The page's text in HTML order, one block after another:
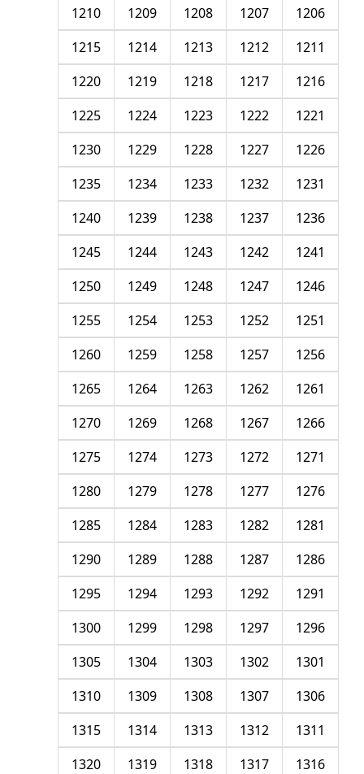
1206
1207
1208
1209
1210
1211
1212
1213
1214
1215
1216
1217
1218
1219
1220
1221
1222
1223
1224
1225
1226
1227
1228
1229
1230
1231
1232
1233
1234
1235
1236
1237
1238
1239
1240
1241
1242
1243
1244
1245
1246
1247
1248
1249
1250
1251
1252
1253
1254
1255
1256
1257
1258
1259
1260
1261
1262
1263
1264
1265
1266
1267
1268
1269
1270
1271
1272
1273
1274
1275
1276
1277
1278
1279
1280
1281
1282
1283
1284
1285
1286
1287
1288
1289
1290
1291
1292
1293
1294
1295
1296
1297
1298
1299
1300
1301
1302
1303
1304
1305
1306
1307
1308
1309
1310
1311
1312
1313
1314
1315
1316
1317
1318
1319
1320